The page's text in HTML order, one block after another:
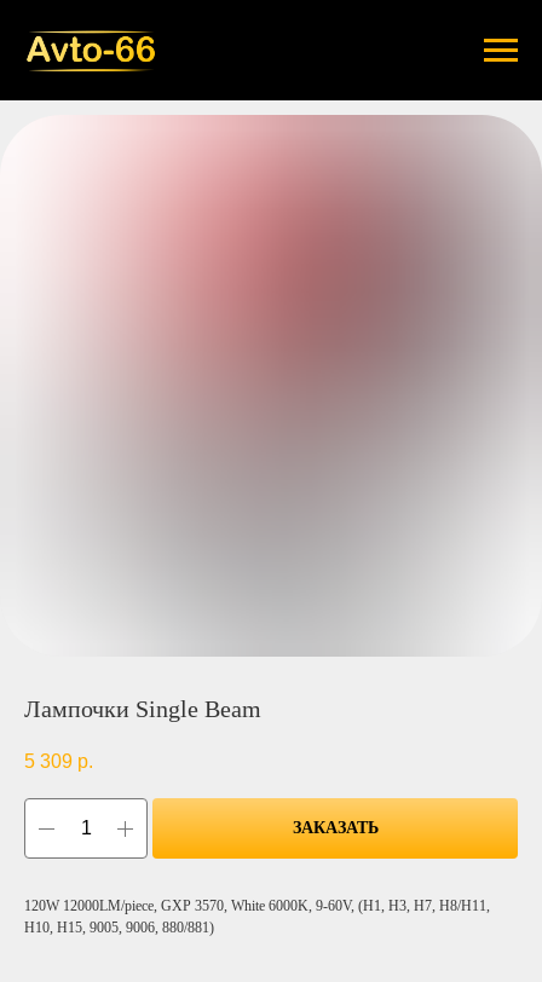
Лампочки Single Beam
5 309 р.
ЗАКАЗАТЬ
120W 12000LM/piece, GXP 3570, White 6000K, 9-60V, (H1, H3, H7, H8/H11,
H10, H15, 9005, 9006, 880/881)